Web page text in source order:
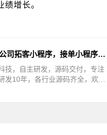
增长。
装修公司拓客小程序，接单小程序，裂变小程序多少钱？
技，自主研发，源码交付，专注
发10年，各行业源码齐全，欢迎